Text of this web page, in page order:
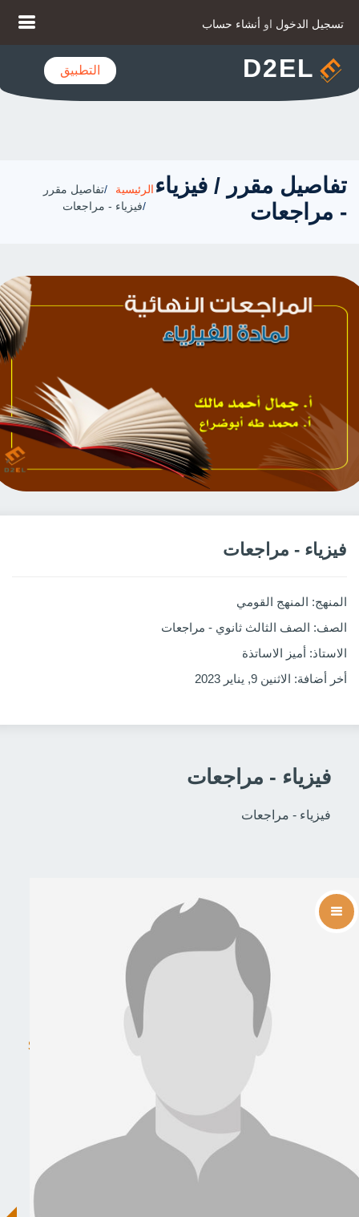
تسجيل الدخول او أنشاء حساب
D2EL التطبيق
تفاصيل مقرر / فيزياء
- مراجعات
الرئيسية
تفاصيل مقرر
فيزياء - مراجعات
فيزياء - مراجعات
المنهج: المنهج القومي
الصف: الصف الثالث ثانوي - مراجعات
الاستاذ: أميز الاساتذة
أخر أضافة: الاثنين 9, يناير 2023
فيزياء - مراجعات
فيزياء - مراجعات
Social